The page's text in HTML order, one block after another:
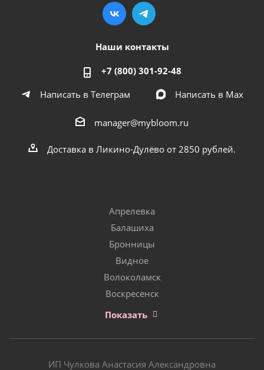
Наши контакты
+7 (800) 301-92-48
Написать в Телеграм
Написать в Мах
manager@mybloom.ru
Доставка в Ликино-Дулёво от 2850 рублей.
Апрелевка
Балашиха
Бронницы
Видное
Волоколамск
Воскресенск
Показать
ИП Чулкова Анастасия Александровна